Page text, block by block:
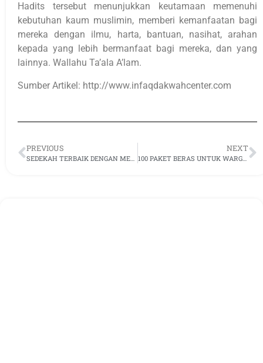
Hadits tersebut menunjukkan keutamaan memenuhi
kebutuhan kaum muslimin, memberi kemanfaatan bagi
mereka dengan ilmu, harta, bantuan, nasihat, arahan
kepada yang lebih bermanfaat bagi mereka, dan yang
lainnya. Wallahu Ta’ala A’lam.
Sumber Artikel: http://www.infaqdakwahcenter.com
PREVIOUS
SEDEKAH TERBAIK DENGAN MEMBERIKAN YANG PALING DICINTAI
NEXT
100 PAKET BERAS UNTUK WARGA KAMPUNG SEREMPET